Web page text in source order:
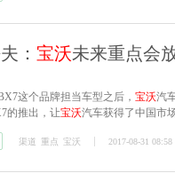
： 宝沃未来重点会
这个品牌担当车型之后， 宝沃汽
的推出，让宝沃汽车获得了中国市
渠道 重点 宝沃 2017-08-31 08:58